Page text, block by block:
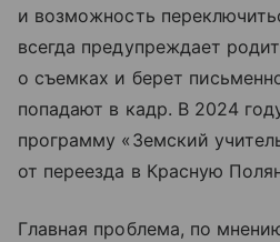
и возможность
всегда предупреждает
о съемках и берет
попадают в кадр. В 2024
программу «Земский
от переезда в Красную
Главная проблема, по